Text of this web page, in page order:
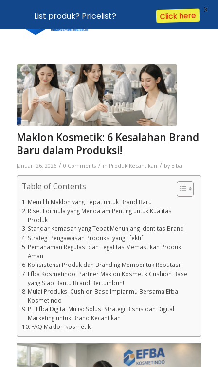
Maklon Kosmetik: 6 Kesalahan Brand
Baru dalam Produksi!
Efba
Table of Contents
Memilih Maklon yang Tepat untuk Brand Baru
Riset Formula yang Mendalam Penting untuk Kualitas
Produk
Standar Kemasan yang Tepat Menunjang Identitas Brand
Strategi Pengawasan Produksi yang Efektif
Pemahaman Regulasi dan Legalitas Memastikan Produk
Aman
Konsistensi Produk dan Branding Membentuk Reputasi
Efba Kosmetindo: Partner Maklon Kosmetik Cushion Base
yang Siap Bantu Brand Bertumbuh!
Mulai Produksi Cushion Base Impianmu Bersama Efba
Kosmetindo
PT Efba Digital Mulia: Solusi Strategi Bisnis dan Digital
Marketing untuk Brand Kecantikan
FAQ Maklon kosmetik
List produk? Pricelist? Click here
X